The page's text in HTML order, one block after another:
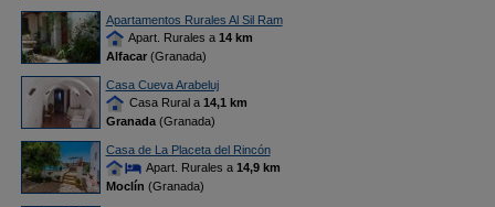
Apartamentos Rurales Al Sil Ram
Apart. Rurales a 14 km
Alfacar(Granada)
Casa Cueva Arabeluj
Casa Rural a 14,1 km
Granada(Granada)
Casa de La Placeta del Rincón
Apart. Rurales a 14,9 km
Moclín (Granada)